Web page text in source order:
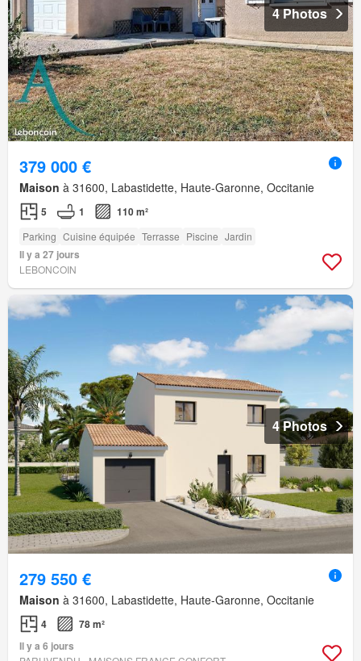
4 Photos
379 000 €
Maison à 31600, Labastidette, Haute-Garonne, Occitanie
5 1 110 m²
Parking Cuisine équipée Terrasse Piscine Jardin
Il y a 27 jours
LEBONCOIN
4 Photos
279 550 €
Maison à 31600, Labastidette, Haute-Garonne, Occitanie
4
78 m²
Il y a 6 jours